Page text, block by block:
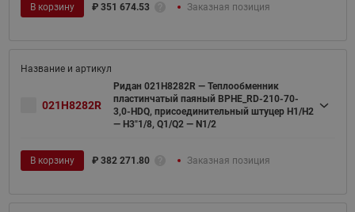
В корзину ₽ 351 674.53 Заказная позиция
021H8282R
Ридан 021H8282R — Теплообменник
пластинчатый паяный BPHE_RD-210-70-
3,0-HDQ, присоединительный штуцер H1/H2
— H3"1/8, Q1/Q2 — N1/2
В корзину ₽ 382 271.80 Заказная позиция